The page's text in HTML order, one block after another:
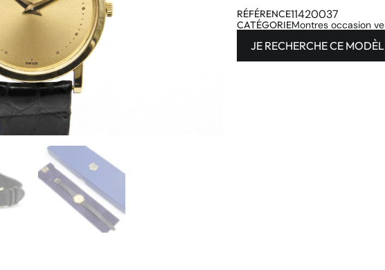
RÉFÉRENCE11420037
CATÉGORIEMontres occasion
JE RECHERCHE CE